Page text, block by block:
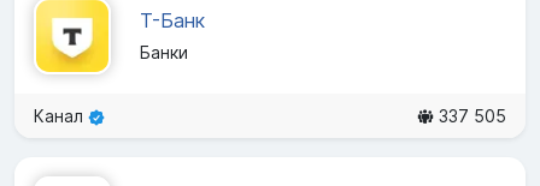
Т-Банк
Банки
Канал 337 505